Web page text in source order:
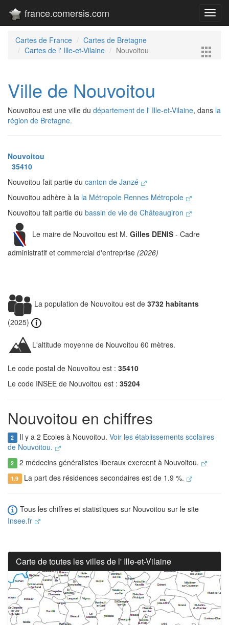
france.comersis.com
Cartes de France
Cartes de Bretagne
Cartes de l' Ille-et-Vilaine
Nouvoitou
Ville de Nouvoitou
Nouvoitou est une ville du département de l' Ille-et-Vilaine, dans la
région de Bretagne.
Nouvoitou
35410
Nouvoitou fait partie du canton de Janzé
Nouvoitou adhère à la la Métropole Rennes Métropole
Nouvoitou fait partie du bassin de vie de Châteaugiron
Le maire de Nouvoitou est M. Gilles DENIS - Cadre
administratif et commercial d'entreprise (2026)
La population de Nouvoitou est de 3732 habitants
(2025)
L'altitude moyenne de Nouvoitou 60 mètres.
Le code postal de Nouvoitou est : 35410
Le code INSEE de Nouvoitou est : 35204
Nouvoitou en chiffres
2 Il y a 2 Ecoles à Nouvoitou. Voir les établissements scolaires
de Nouvoitou.
2 2 médecins généralistes liberaux exercent à Nouvoitou.
1.9 La part des résidences secondaires est de 1.9 %.
Tous les chiffres et statistiques sur Nouvoitou sur le site
Insee.fr
Carte de toutes les villes de l' Ille-et-Vilaine